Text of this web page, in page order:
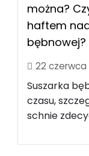
można?
haftem
bębnowej?
22 czerwca
Suszarka
czasu,
schnie